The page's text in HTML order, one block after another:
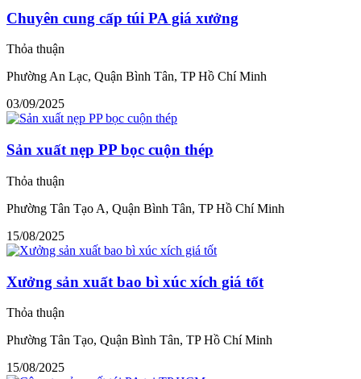
Chuyên cung cấp túi PA giá xưởng
Thỏa thuận
Phường An Lạc, Quận Bình Tân, TP Hồ Chí Minh
03/09/2025
Sản xuất nẹp PP bọc cuộn thép
Thỏa thuận
Phường Tân Tạo A, Quận Bình Tân, TP Hồ Chí Minh
15/08/2025
Xưởng sản xuất bao bì xúc xích giá tốt
Thỏa thuận
Phường Tân Tạo, Quận Bình Tân, TP Hồ Chí Minh
15/08/2025